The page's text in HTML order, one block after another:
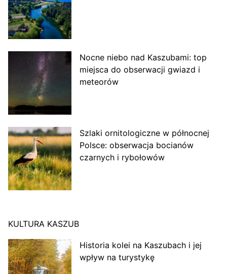
Nocne niebo nad Kaszubami: top
miejsca do obserwacji gwiazd i
meteorów
Szlaki ornitologiczne w północnej
Polsce: obserwacja bocianów
czarnych i rybołowów
KULTURA KASZUB
Historia kolei na Kaszubach i jej
wpływ na turystykę